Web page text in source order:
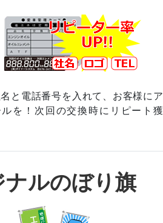
と電話番号を入れて、お客様にア
ルを！次回の交換時にリピート獲
ナルのぼり旗